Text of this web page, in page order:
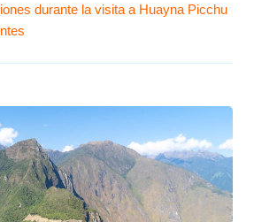
durante la visita a Huayna Picchu